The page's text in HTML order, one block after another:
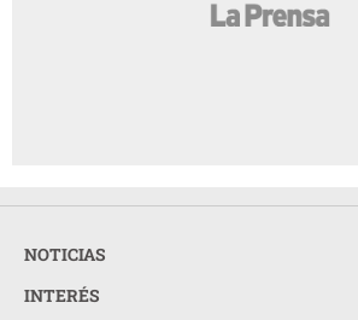
NOTICIAS
INTERÉS